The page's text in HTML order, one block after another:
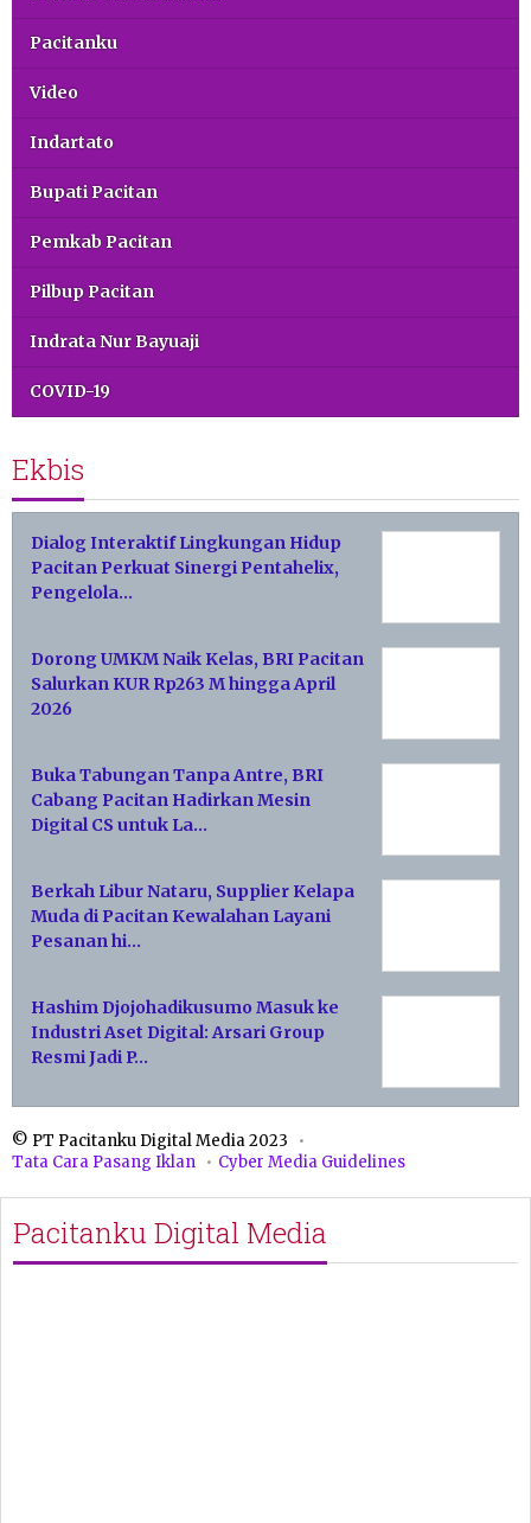
Pacitanku
Video
Indartato
Bupati Pacitan
Pemkab Pacitan
Pilbup Pacitan
Indrata Nur Bayuaji
COVID-19
Ekbis
Dialog Interaktif Lingkungan Hidup
Pacitan Perkuat Sinergi Pentahelix,
Pengelola…
Dorong UMKM Naik Kelas, BRI Pacitan
Salurkan KUR Rp263 M hingga April
2026
Buka Tabungan Tanpa Antre, BRI
Cabang Pacitan Hadirkan Mesin
Digital CS untuk La…
Berkah Libur Nataru, Supplier Kelapa
Muda di Pacitan Kewalahan Layani
Pesanan hi…
Hashim Djojohadikusumo Masuk ke
Industri Aset Digital: Arsari Group
Resmi Jadi P…
© PT Pacitanku Digital Media 2023
Tata Cara Pasang Iklan
Cyber Media Guidelines
Pacitanku Digital Media